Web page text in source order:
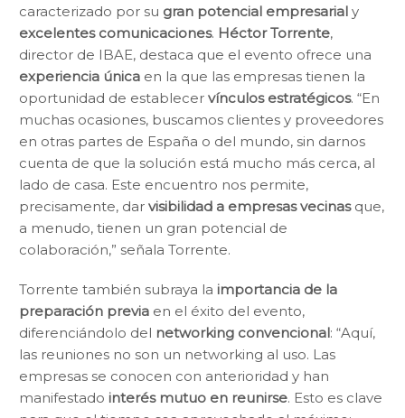
caracterizado por su gran potencial empresarial y
excelentes comunicaciones. Héctor Torrente,
director de IBAE, destaca que el evento ofrece una
experiencia única en la que las empresas tienen la
oportunidad de establecer vínculos estratégicos. “En
muchas ocasiones, buscamos clientes y proveedores
en otras partes de España o del mundo, sin darnos
cuenta de que la solución está mucho más cerca, al
lado de casa. Este encuentro nos permite,
precisamente, dar visibilidad a empresas vecinasque,
a menudo, tienen un gran potencial de
colaboración,” señala Torrente.
Torrente también subraya la importancia de la
preparación previa en el éxito del evento,
diferenciándolo del networking convencional: “Aquí,
las reuniones no son un networking al uso. Las
empresas se conocen con anterioridad y han
manifestado interés mutuo en reunirse. Esto es clave